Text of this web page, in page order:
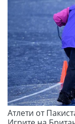
Атлети от